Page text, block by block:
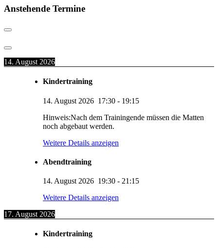
Anstehende Termine
14. August 2026
Kindertraining
14. August 2026 17:30 - 19:15
Hinweis:Nach dem Trainingende müssen die Matten
noch abgebaut werden.
Weitere Details anzeigen
Abendtraining
14. August 2026 19:30 - 21:15
Weitere Details anzeigen
17. August 2026
Kindertraining